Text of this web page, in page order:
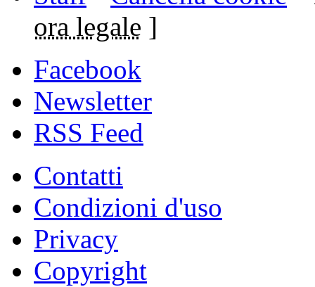
ora legale ]
Facebook
Newsletter
RSS Feed
Contatti
Condizioni d'uso
Privacy
Copyright